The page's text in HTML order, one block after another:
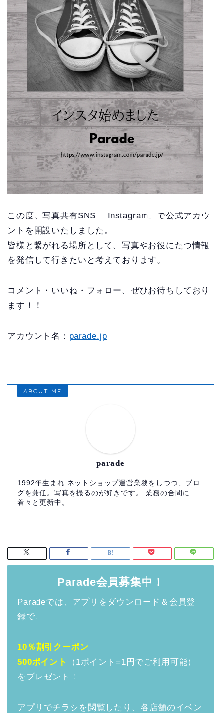
この度、写真共有SNS 「Instagram」で公式アカウ
ントを開設いたしました。
皆様と繋がれる場所として、写真やお役にたつ情報
を発信して行きたいと考えております。
コメント・いいね・フォロー、ぜひお待ちしており
ます！！
アカウント名： parade.jp
ABOUT ME
parade
1992年生まれ ネットショップ運営業務をしつつ、ブロ
グを兼任。写真を撮るのが好きです。 業務の合間に
着々と更新中。
Parade会員募集中！
Paradeでは、アプリをダウンロード＆会員登
録で、
10％割引クーポン
500ポイント
（1ポイント=1円でご利用可能）
をプレゼント！
アプリでチラシを閲覧したり、各店舗のイベン